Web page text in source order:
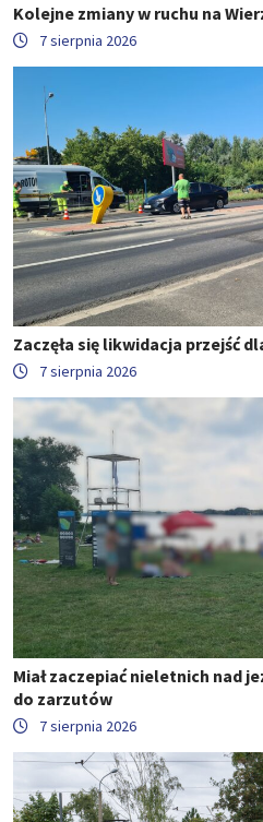
Kolejne zmiany w ruchu na
7 sierpnia 2026
Zaczęła się likwidacja przejść
7 sierpnia 2026
Miał zaczepiać nieletnich nad
do zarzutów
7 sierpnia 2026